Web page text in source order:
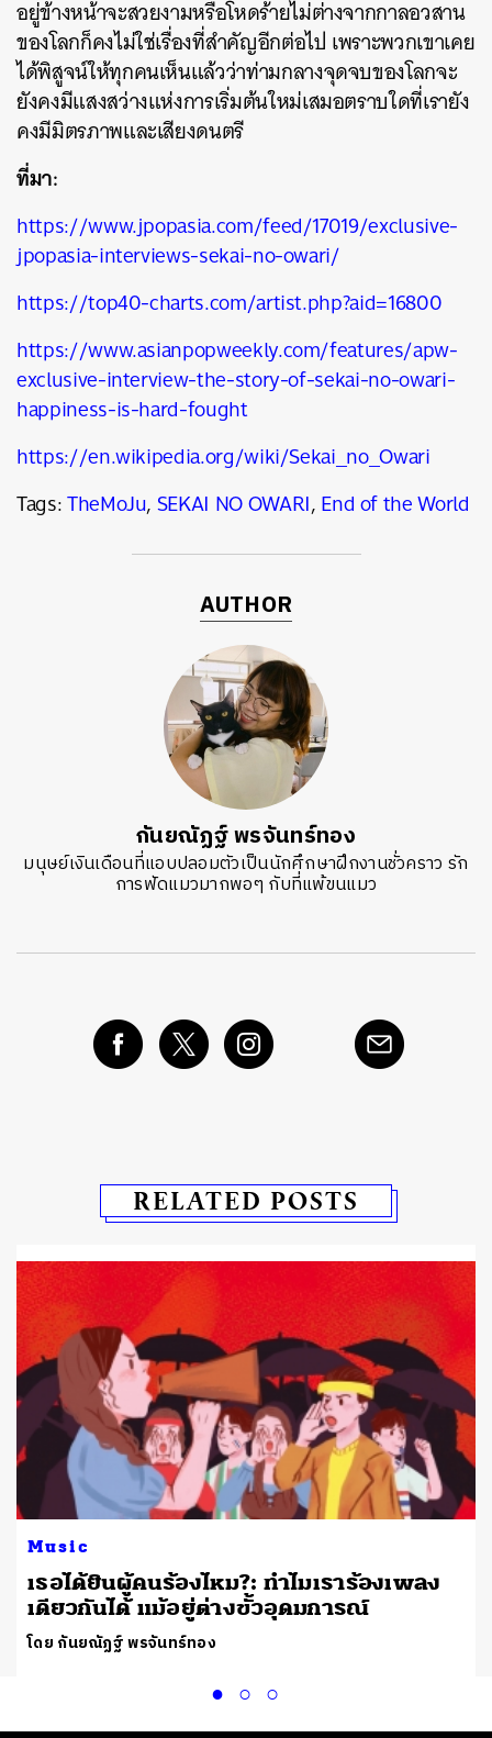
อยู่ข้างหน้าจะสวยงามหรือโหดร้ายไม่ต่างจากกาลอวสาน
ของโลกก็คงไม่ใช่เรื่องที่สำคัญอีกต่อไป เพราะพวกเขาเคย
ได้พิสูจน์ให้ทุกคนเห็นแล้วว่าท่ามกลางจุดจบของโลกจะ
ยังคงมีแสงสว่างแห่งการเริ่มต้นใหม่เสมอตราบใดที่เรายัง
คงมีมิตรภาพและเสียงดนตรี
ที่มา:
https://www.jpopasia.com/feed/17019/exclusive-
jpopasia-interviews-sekai-no-owari/
https://top40-charts.com/artist.php?aid=16800
https://www.asianpopweekly.com/features/apw-
exclusive-interview-the-story-of-sekai-no-owari-
happiness-is-hard-fought
https://en.wikipedia.org/wiki/Sekai_no_Owari
Tags:TheMoJu,SEKAI NO OWARI,End of the World
AUTHOR
กันยณัฏฐ์ พรจันทร์ทอง
มนุษย์เงินเดือนที่แอบปลอมตัวเป็นนักศึกษาฝึกงานชั่วคราว รัก
การฟัดแมวมากพอๆ กับที่แพ้ขนแมว
RELATED POSTS
Music
เธอได้ยินผู้คนร้องไหม?: ทำไมเราร้องเพลง
เดียวกันได้ แม้อยู่ต่างขั้วอุดมการณ์
โดย กันยณัฏฐ์ พรจันทร์ทอง